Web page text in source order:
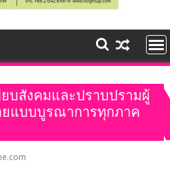
บสังคมและปราบปรามผู้
แบบบูรณาการทุกภาค